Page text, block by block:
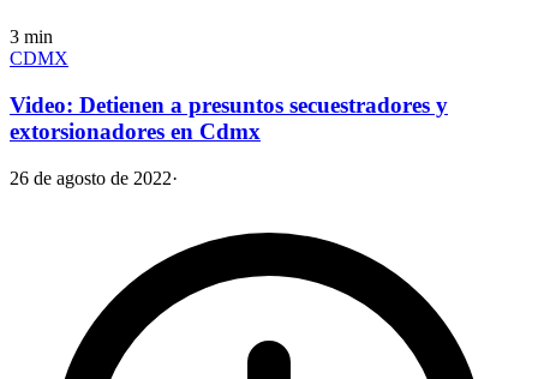
3 min
CDMX
Video: Detienen a presuntos secuestradores y
extorsionadores en Cdmx
26 de agosto de 2022·